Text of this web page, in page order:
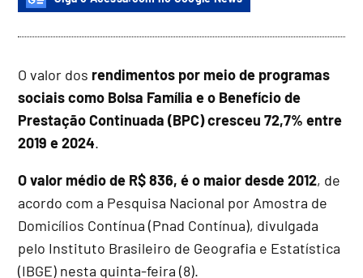
O valor dos rendimentos por meio de programas
sociais como Bolsa Família e o Benefício de
Prestação Continuada (BPC) cresceu 72,7% entre
2019 e 2024.
O valor médio de R$ 836, é o maior desde 2012, de
acordo com a Pesquisa Nacional por Amostra de
Domicílios Contínua (Pnad Contínua), divulgada
pelo Instituto Brasileiro de Geografia e Estatística
(IBGE) nesta quinta-feira (8).